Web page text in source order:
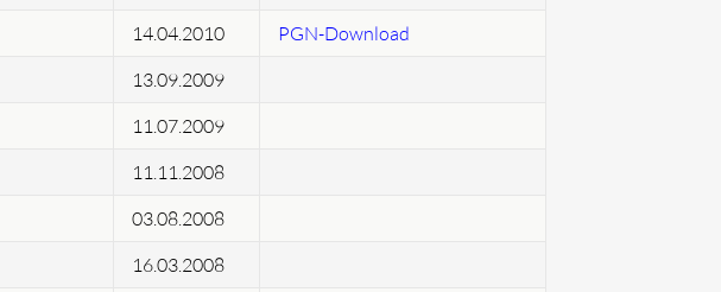
14.04.2010
PGN-Download
13.09.2009
11.07.2009
11.11.2008
03.08.2008
16.03.2008